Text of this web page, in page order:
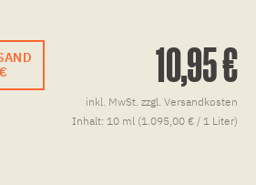
10,95 €
inkl. MwSt. zzgl. Versandkosten
Inhalt: 10 ml (1.095,00 € / 1 Liter)